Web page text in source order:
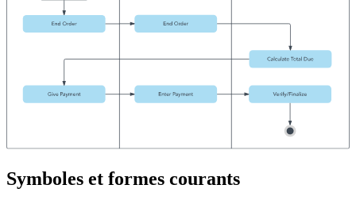
Symboles et formes courants